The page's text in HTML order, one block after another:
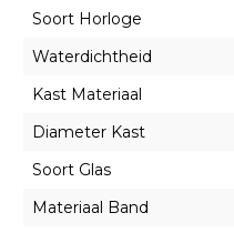
Soort Horloge
Waterdichtheid
Kast Materiaal
Diameter Kast
Soort Glas
Materiaal Band